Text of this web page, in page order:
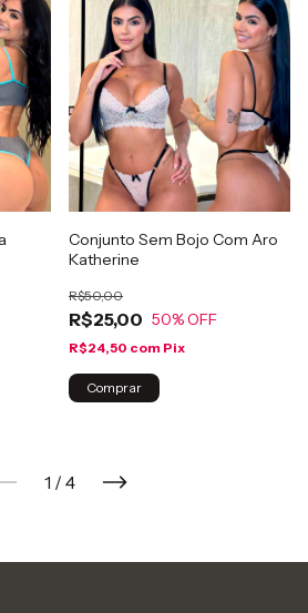
Conjunto Sem Bojo Com Aro
Katherine
R$25,00
R$50,00
50% OFF
R$24,50 com Pix
Comprar
1 / 4